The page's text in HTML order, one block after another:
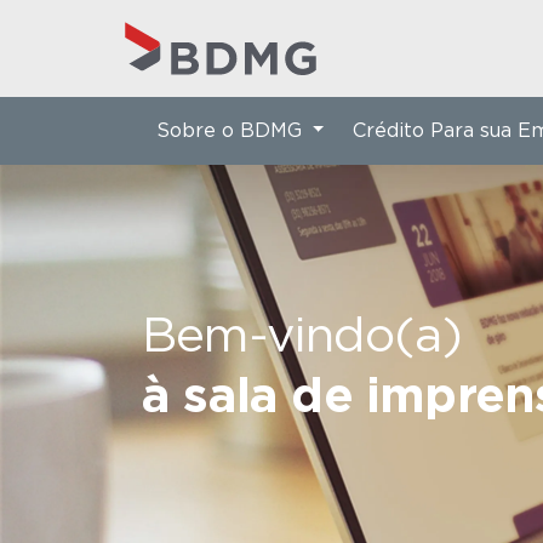
Bem-vindo(a)
à sala de
Sobre o BDMG Crédito Para sua